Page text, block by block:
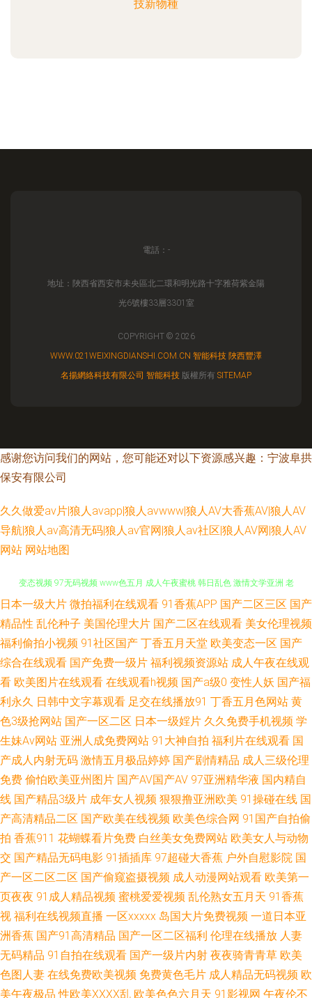
技新物種
電話：-
地址：陜西省西安市未央區北二環和明光路十字雅荷紫金陽
光6號樓33層3301室
COPYRIGHT © 2026
WWW.021WEIXINGDIANSHI.COM.CN 智能科技 陜西豐澤
名揚網絡科技有限公司 智能科技 版權所有 SITEMAP
感谢您访问我们的网站，您可能还对以下资源感兴趣：宁波阜拱
保安有限公司
久久做爱av片|狼人avapp|狼人avwww|狼人AV大香蕉AV|狼人AV
导航|狼人av高清无码|狼人av官网|狼人av社区|狼人AV网|狼人AV
网站 网站地图
色色网五月天 福利导航在线 视频91在线国产 亚州一片 伊人综合色网 91黄色
变态视频 97无码视频 www色五月 成人午夜蜜桃 韩日乱色 激情文学亚洲 老
司机天堂 日本精品人妖五区 午夜老司机视频 91精品传媒在线 97色国产 超碰
在线中文字幕 黄色片网站 欧美另类TV 深夜福利激情 天天天天艹 无码影城
午夜剧场A片 51自拍网视频 99h片 操碰视频91 国产内射性爱 日本乱视频 日
本第一页色网 97爱爱电影 大香蕉资源网 韩国射无码 日本二三区不卡 四虎影
院欧美系列 在线导航福利AV 97色骚 av做爱成人 国产A∨ 另类专区av 人人操
资源站 97午夜在线 成人av综合 国产超碰青青草 国内福利视频 久久嫩草精品
久 内射白丝JK 欧洲一区二区 日韩中文字幕电影 午夜三级影院 自拍亚洲欧美
色图 91啦在线 国产微拍福利一区 欧美日性爱炮图 日韩A级 午夜福利影音 91
精品国自产 91小视频性生活 AV夜夜 超碰性交片 国产精品多乙 久色资源 日
日本一级大片 微拍福利在线观看 91香蕉APP 国产二区三区 国产
精品性 乱伦种子 美国伦理大片 国产二区在线观看 美女伦理视频
福利偷拍小视频 91社区国产 丁香五月天堂 欧美变态一区 国产
综合在线观看 国产免费一级片 福利视频资源站 成人午夜在线观
看 欧美图片在线观看 在线观看h视频 国产a级0 变性人妖 国产福
利永久 日韩中文字幕观看 足交在线播放91 丁香五月色网站 黄
色3级抢网站 国产一区二区 日本一级婬片 久久免费手机视频 学
生妹Av网站 亚洲人成免费网站 91大神自拍 福利片在线观看 国
产成人内射无码 激情五月极品婷婷 国产剧情精品 成人三级伦理
免费 偷怕欧美亚州图片 国产AV国产AV 97亚洲精华液 国内精自
线 国产精品3级片 成年女人视频 狠狠撸亚洲欧美 91操碰在线 国
产高清精品二区 国产欧美在线视频 欧美色综合网 91国产自拍偷
拍 香蕉911 花蝴蝶看片免费 白丝美女免费网站 欧美女人与动物
交 国产精品无码电影 91插插库 97超碰大香蕉 户外自慰影院 国
产一区二区二区 国产偷窥盗摄视频 成人动漫网站观看 欧美第一
页夜夜 91成人精品视频 蜜桃爱爱视频 乱伦熟女五月天 91香蕉
视 福利在线视频直播 一区xxxxx 岛国大片免费视频 一道日本亚
洲香蕉 国产91高清精品 国产一区二区福利 伦理在线播放 人妻
无码精品 91自拍在线观看 国产一级片内射 夜夜骑青青草 欧美
色图人妻 在线免费欧美视频 免费黄色毛片 成人精品无码视频 欧
美午夜极品 性欧美ⅩⅩⅩⅩ乱 欧美色色六月天 91影视网 午夜伦不